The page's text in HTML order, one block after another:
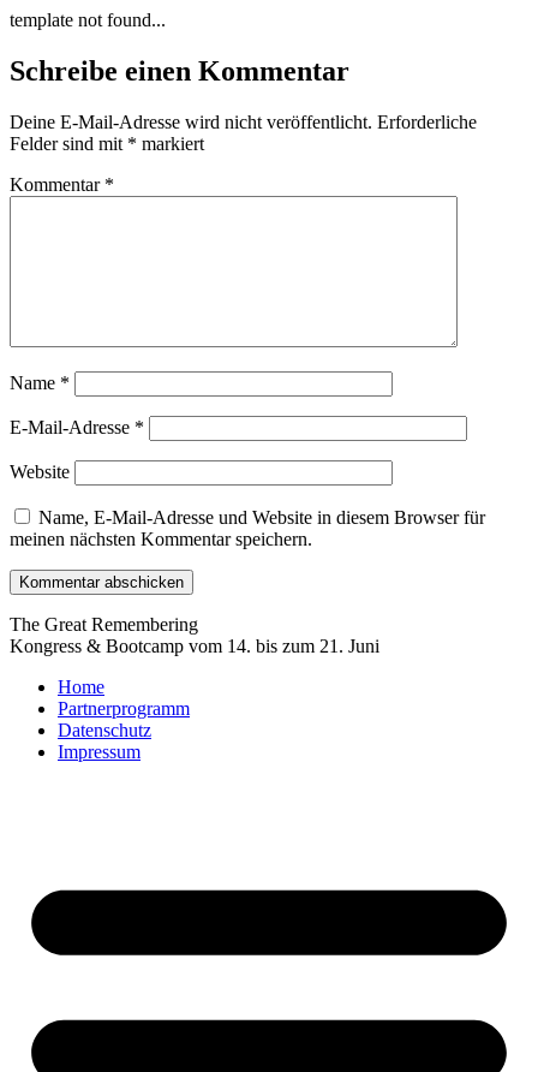
Zum
wechseln
template not found...
Schreibe einen Kommentar
Deine E-Mail-Adresse wird nicht veröffentlicht. Erforderliche
Felder sind mit * markiert
Kommentar *
Name *
E-Mail-Adresse *
Website
Name, E-Mail-Adresse und Website in diesem Browser für
meinen nächsten Kommentar speichern.
The Great Remembering
Kongress & Bootcamp vom 14. bis zum 21. Juni
Home
Partnerprogramm
Datenschutz
Impressum